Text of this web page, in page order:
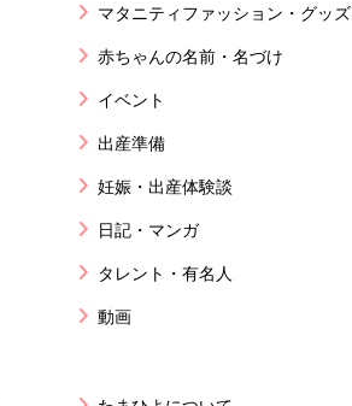
マタニティファッション・グッズ
赤ちゃんの名前・名づけ
イベント
出産準備
妊娠・出産体験談
日記・マンガ
タレント・有名人
動画